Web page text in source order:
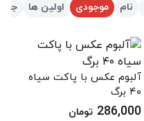
نام موجودی اولین ها
آلبوم عکس با پاکت سیاه
۴۰ برگ
286,000 تومان